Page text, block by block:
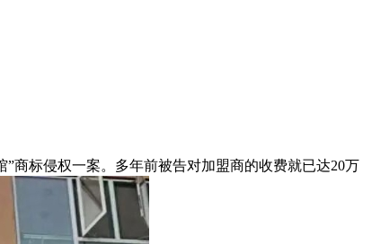
标侵权一案。多年前被告对加盟商的收费就已达20万